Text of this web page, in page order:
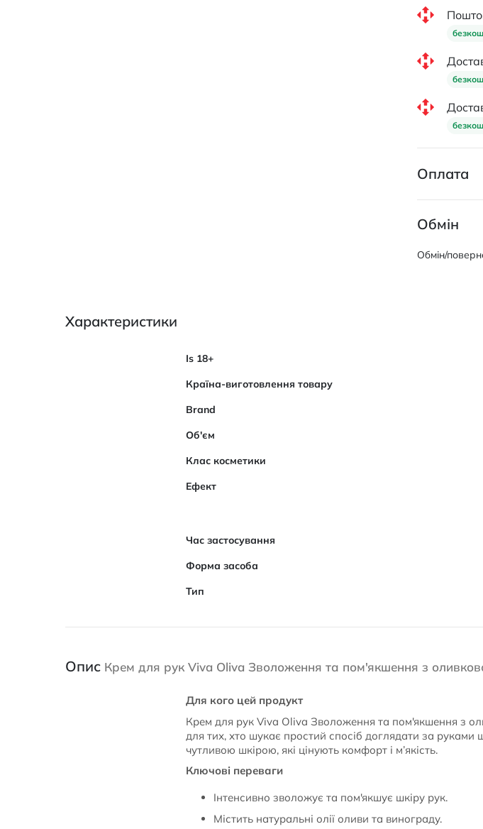
Оплата
Обмін
Обмін/
Характеристики
Характеристики
Is 18+
Країна-виготовлення товару
Brand
Об'єм
Клас косметики
Ефект
Час застосування
Форма засоба
Тип
Опис Крем для рук Viva Oliva Зволоження та пом'якшення з
Для кого цей продукт
Крем для рук Viva Oliva Зволоження та пом'якшення з
для тих, хто шукає простий спосіб доглядати за
чутливою шкірою, які цінують комфорт і м’якість.
Ключові переваги
Інтенсивно зволожує та пом'якшує шкіру рук.
Містить натуральні олії оливи та винограду.